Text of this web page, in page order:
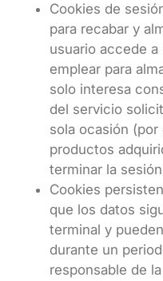
Cookies de
para recabar y
usuario accede
emplear para
solo interesa
del servicio
sola ocasión
productos
terminar la
Cookies
que los datos
terminal y
durante un
responsable de